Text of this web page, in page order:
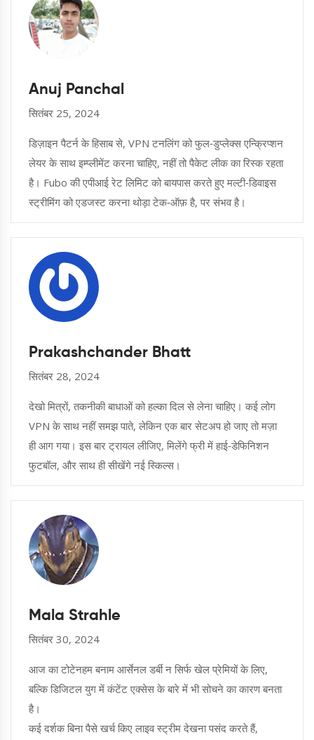
Anuj Panchal
सितंबर 25, 2024
डिज़ाइन पैटर्न के हिसाब से, VPN टनलिंग को फुल‑डुप्लेक्स एन्क्रिप्शन
लेयर के साथ इम्प्लीमेंट करना चाहिए, नहीं तो पैकेट लीक का रिस्क रहता
है। Fubo की एपीआई रेट लिमिट को बायपास करते हुए मल्टी‑डिवाइस
स्ट्रीमिंग को एडजस्ट करना थोड़ा टेक‑ऑफ़ है, पर संभव है।
Prakashchander Bhatt
सितंबर 28, 2024
देखो मित्रों, तकनीकी बाधाओं को हल्का दिल से लेना चाहिए। कई लोग
VPN के साथ नहीं समझ पाते, लेकिन एक बार सेटअप हो जाए तो मज़ा
ही आग गया। इस बार ट्रायल लीजिए, मिलेंगे फ्री में हाई‑डेफिनिशन
फुटबॉल, और साथ ही सीखेंगे नई स्किल्स।
Mala Strahle
सितंबर 30, 2024
आज का टोटेनहम बनाम आर्सेनल डर्बी न सिर्फ खेल प्रेमियों के लिए,
बल्कि डिजिटल युग में कंटेंट एक्सेस के बारे में भी सोचने का कारण बनता
है।
कई दर्शक बिना पैसे खर्च किए लाइव स्ट्रीम देखना पसंद करते हैं,